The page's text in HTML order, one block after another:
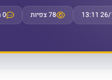
78 צפיות 0 תגובות